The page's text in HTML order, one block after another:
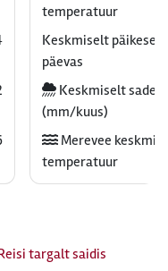
temperatuur
Keskmiselt
päevas
Keskmiselt
(mm/kuus)
Merevee
temperatuur
targalt saidis